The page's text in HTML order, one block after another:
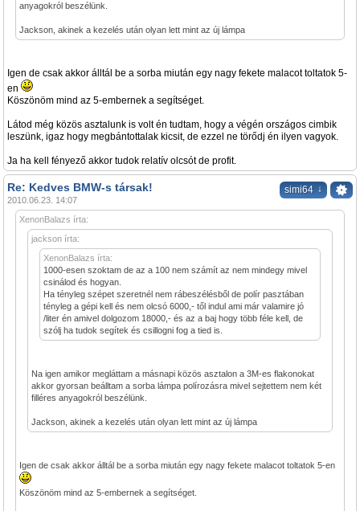
anyagokról beszélünk.
Jackson, akinek a kezelés után olyan lett mint az új lámpa
Igen de csak akkor álltál be a sorba miután egy nagy fekete malacot toltatok 5-
en
Köszönöm mind az 5-embernek a segítséget.
Látod még közös asztalunk is volt én tudtam, hogy a végén országos cimbik
leszünk, igaz hogy megbántottalak kicsit, de ezzel ne törődj én ilyen vagyok.
Ja ha kell fényező akkor tudok relatív olcsót de profit.
simi64 ↓
Re: Kedves BMW-s társak!
2010.06.23. 14:07
XenonBalazs írta:
jackson írta:
XenonBalazs írta:
1000-esen szoktam de az a 100 nem számít az nem mindegy mivel
csinálod és hogyan.
Ha tényleg szépet szeretnél nem rábeszélésből de polír pasztában
tényleg a gépi kell és nem olcsó 6000,- től indul ami már valamire jó
/liter én amivel dolgozom 18000,- és az a baj hogy több féle kell, de
szólj ha tudok segítek és csillogni fog a tied is.
Na igen amikor megláttam a másnapi közös asztalon a 3M-es flakonokat
akkor gyorsan beálltam a sorba lámpa polírozásra mivel sejtettem nem két
filléres anyagokról beszélünk.
Jackson, akinek a kezelés után olyan lett mint az új lámpa
Igen de csak akkor álltál be a sorba miután egy nagy fekete malacot toltatok 5-en
Köszönöm mind az 5-embernek a segítséget.